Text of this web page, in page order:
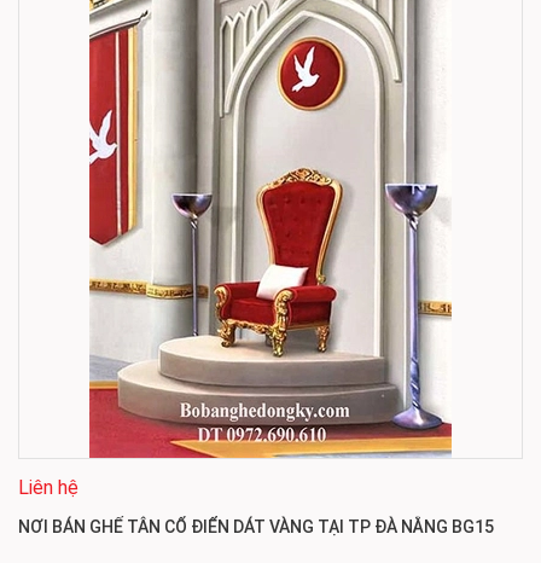
Liên hệ
NƠI BÁN GHẾ TÂN CỔ ĐIỂN DÁT VÀNG TẠI TP ĐÀ NẴNG BG15